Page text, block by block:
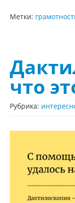
Метки:
что
Рубрика: